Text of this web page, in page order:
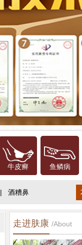
牛皮癣 鱼鳞病
| 酒糟鼻
走进肤康 /About